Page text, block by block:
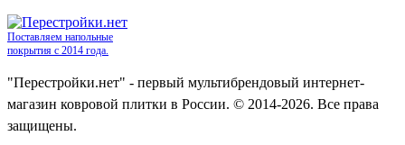
Поставляем напольные
покрытия с 2014 года.
"Перестройки.нет" - первый мультибрендовый интернет-
магазин ковровой плитки в России. © 2014-2026. Все права
защищены.